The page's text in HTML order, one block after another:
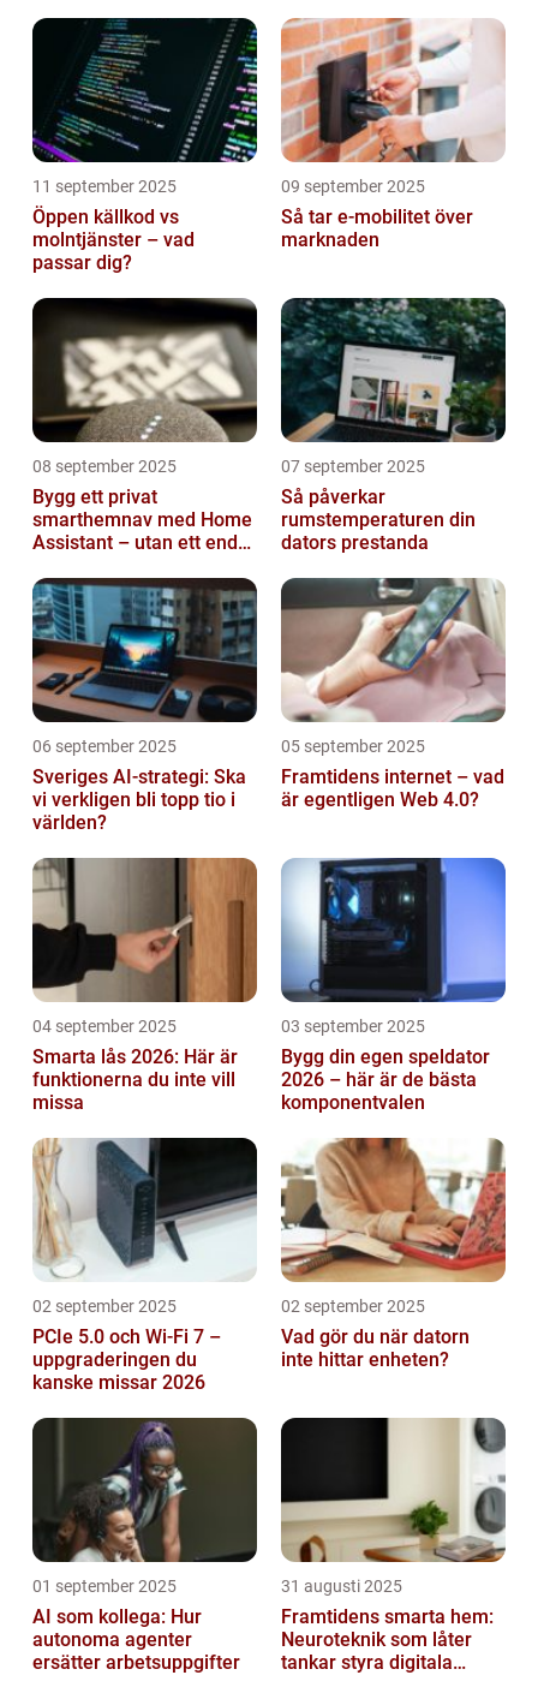
11 september 2025
Öppen källkod vs
molntjänster – vad
passar dig?
09 september 2025
Så tar e-mobilitet över
marknaden
08 september 2025
Bygg ett privat
smarthemnav med Home
Assistant – utan ett enda
07 september 2025
Så påverkar
rumstemperaturen din
dators prestanda
06 september 2025
Sveriges AI-strategi: Ska
vi verkligen bli topp tio i
världen?
05 september 2025
Framtidens internet – vad
är egentligen Web 4.0?
04 september 2025
Smarta lås 2026: Här är
funktionerna du inte vill
missa
03 september 2025
Bygg din egen speldator
2026 – här är de bästa
komponentvalen
02 september 2025
PCIe 5.0 och Wi-Fi 7 –
uppgraderingen du
kanske missar 2026
02 september 2025
Vad gör du när datorn
inte hittar enheten?
01 september 2025
AI som kollega: Hur
autonoma agenter
ersätter arbetsuppgifter
31 augusti 2025
Framtidens smarta hem:
Neuroteknik som låter
tankar styra digitala